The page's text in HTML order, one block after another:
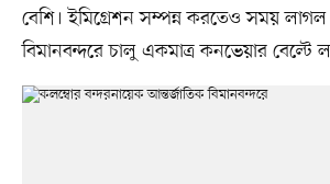
বেশি। ইমিগ্রেশন সম্পন্ন করতেও সময়
বিমানবন্দরে চালু একমাত্র কনভেয়ার